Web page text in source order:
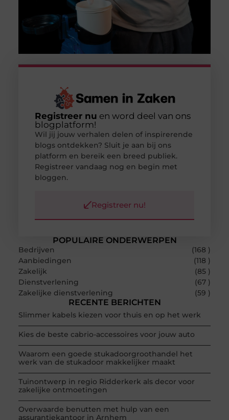
POPULAIRE ONDERWERPEN
Bedrijven
(168 )
Aanbiedingen
(118 )
Zakelijk
(85 )
Dienstverlening
(67 )
Zakelijke dienstverlening
(59 )
RECENTE BERICHTEN
Slimmer kabels kiezen voor thuis en op het werk
Kies de beste cabrio-accessoires voor jouw auto
Waarom een goede stukadoorgroothandel het
werk van de stukadoor makkelijker maakt
Tuinontwerp in regio Ridderkerk als decor voor
zakelijke ontmoetingen
Overwaarde benutten met hulp van een
assurantiekantoor in Arnhem
Registreer nu en word deel van ons
blogplatform!
Wil jij jouw verhalen delen of inspirerende
blogs ontdekken? Sluit je aan bij ons
platform en bereik een breed publiek.
Registreer vandaag nog en begin met
bloggen.
Registreer nu!